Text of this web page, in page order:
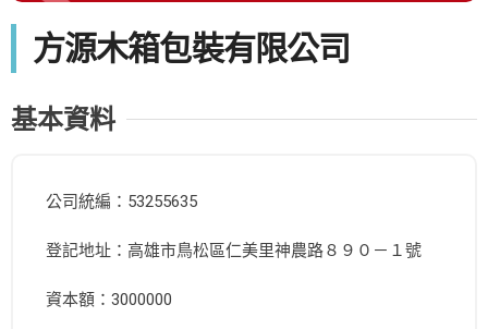
方源木箱包裝有限公司
基本資料
公司統編：53255635
登記地址：高雄市鳥松區仁美里神農路８９０－１號
資本額：3000000